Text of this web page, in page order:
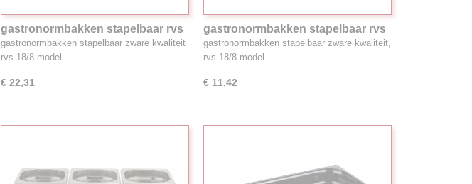
gastronormbakken stapelbaar rvs
18/8, 9.1L 1/2GN
gastronormbakken stapelbaar zware kwaliteit
rvs 18/8 model…
€ 22,31
gastronormbakken stapelbaar rvs
18/, 0.8L 1/9GN
gastronormbakken stapelbaar zware kwaliteit,
rvs 18/8 model…
€ 11,42